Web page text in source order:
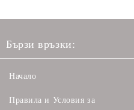
Бързи връзки:
Начало
Правила и Условия за